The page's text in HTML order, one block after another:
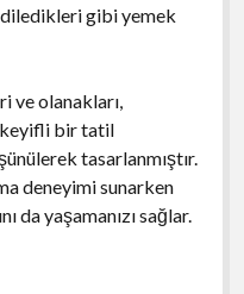
gibi yemek
ve olanakları,
bir tatil
tasarlanmıştır.
deneyimi sunarken
da yaşamanızı sağlar.